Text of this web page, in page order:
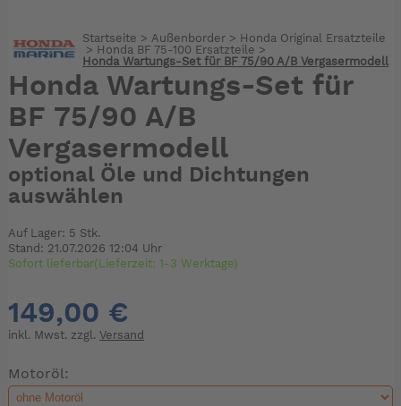
Startseite > Außenborder > Honda Original Ersatzteile
> Honda BF 75-100 Ersatzteile >
Honda Wartungs-Set für BF 75/90 A/B Vergasermodell
Honda Wartungs-Set für
BF 75/90 A/B
Vergasermodell
optional Öle und Dichtungen
auswählen
Auf Lager: 5 Stk.
Stand: 21.07.2026 12:04 Uhr
Sofort lieferbar(Lieferzeit: 1-3 Werktage)
149,00 €
inkl. Mwst. zzgl. Versand
Motoröl: